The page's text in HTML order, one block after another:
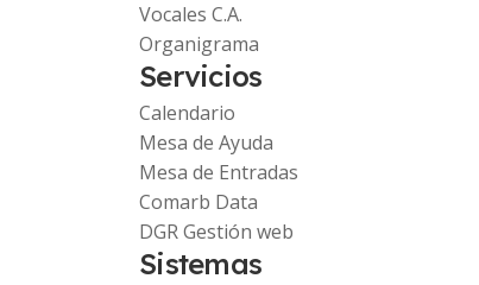
Vocales C.A.
Organigrama
Servicios
Calendario
Mesa de Ayuda
Mesa de Entradas
Comarb Data
DGR Gestión web
Sistemas